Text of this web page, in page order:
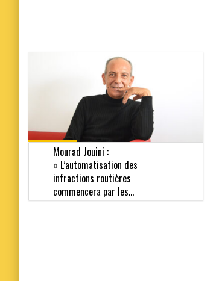
Mourad Jouini :
« L’automatisation des
infractions routières
commencera par les...